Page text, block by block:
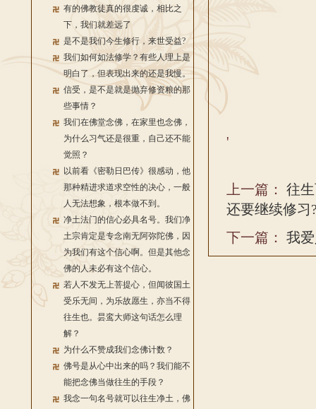
有的佛教徒真的很虔诚，相比之
下，我们就差远了
是不是我们今生修行，来世受益?
我们如何如法修学？有些人理上是
明白了，但表现出来的还是我慢。
信受，是不是就是抛弃修资粮的那
些事情？
我们在佛堂念佛，在家里也念佛，
为什么习气还是很重，自己还不能
觉照？
以前看《密勒日巴传》很感动，他
那种精进求道求空性的决心，一般
人无法想象，根本做不到。
净土法门的信心必具名号。我们净
土宗肯定是专念南无阿弥陀佛，因
为我们有这个信心啊。但是其他念
佛的人未必有这个信心。
若人不发无上菩提心，但闻彼国土
受乐无间，为乐故愿生，亦当不得
往生也。昙鸾大师这句话怎么理
解？
为什么不赞成我们念佛计数？
佛号是从心中出来的吗？我们能不
能把念佛当做往生的手段？
我念一句名号就可以往生净土，佛
'
上一篇： 往
还要继续修习
下一篇： 我